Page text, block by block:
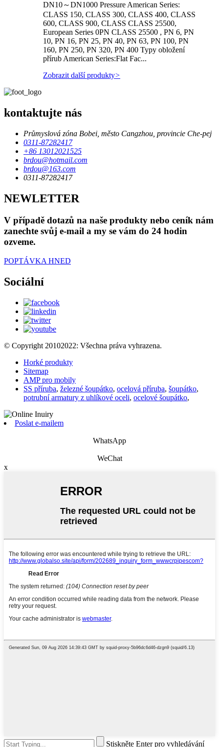
DN10～DN1000 Pressure American Series:
CLASS 150, CLASS 300, CLASS 400, CLASS
600, CLASS 900, CLASS CLASS 25500,
European Series 0PN CLASS 25500 , PN 6, PN
10, PN 16, PN 25, PN 40, PN 63, PN 100, PN
160, PN 250, PN 320, PN 400 Typy obložení
přírub American Series:Flat Fac...
Zobrazit další produkty>
kontaktujte nás
Průmyslová zóna Bobei, město Cangzhou, provincie Che-pej
0311-87282417
+86 13012021525
brdou@hotmail.com
brdou@163.com
0311-87282417
NEWLETTER
V případě dotazů na naše produkty nebo ceník nám
zanechte svůj e-mail a my se vám do 24 hodin
ozveme.
POPTÁVKA HNED
Sociální
© Copyright 20102022: Všechna práva vyhrazena.
Horké produkty
Sitemap
AMP pro mobily
SS příruba, železné šoupátko, ocelová příruba, šoupátko,
potrubní armatury z uhlíkové oceli, ocelové šoupátko,
Poslat e-mailem
WhatsApp
WeChat
x
Stiskněte Enter pro vyhledávání